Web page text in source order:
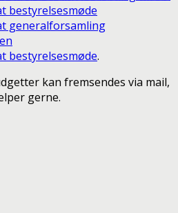
bestyrelsesmøde
generalforsamling
bestyrelsesmøde.
kan fremsendes via mail,
gerne.